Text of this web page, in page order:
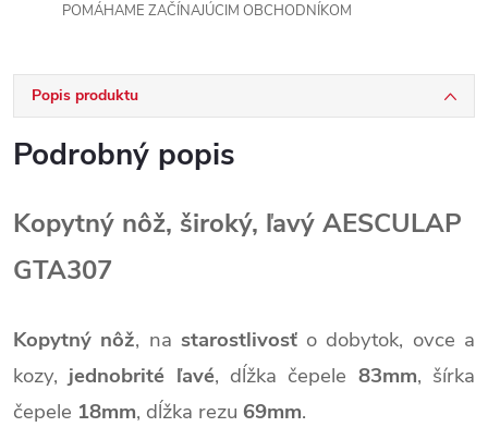
POMÁHAME ZAČÍNAJÚCIM OBCHODNÍKOM
Popis produktu
Podrobný popis
Kopytný nôž, široký, ľavý AESCULAP
GTA307
Kopytný nôž, na starostlivosťo dobytok, ovce a
kozy, jednobrité ľavé, dĺžka čepele 83mm, šírka
čepele 18mm, dĺžka rezu 69mm.